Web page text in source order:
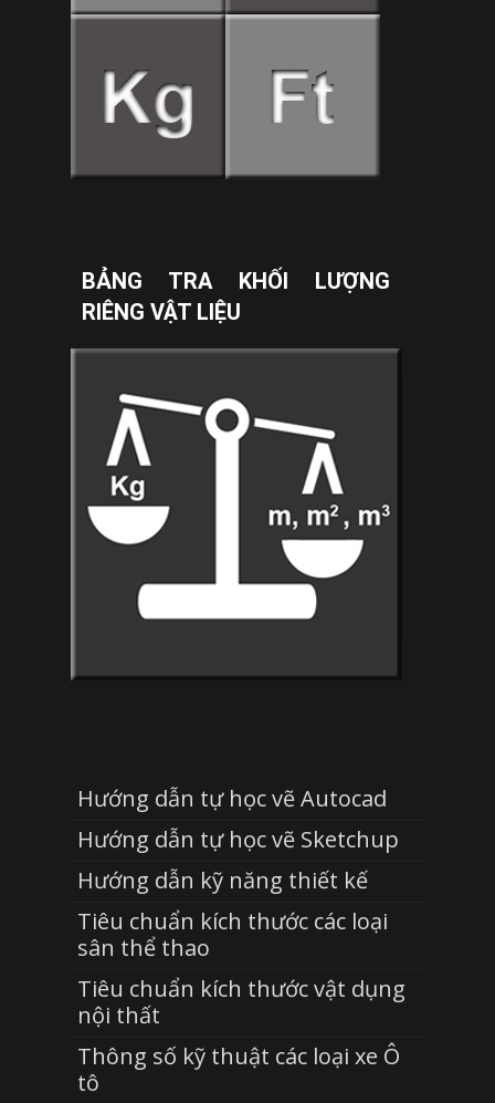
BẢNG TRA KHỐI LƯỢNG
RIÊNG VẬT LIỆU
Hướng dẫn tự học vẽ Autocad
Hướng dẫn tự học vẽ Sketchup
Hướng dẫn kỹ năng thiết kế
Tiêu chuẩn kích thước các loại
sân thể thao
Tiêu chuẩn kích thước vật dụng
nội thất
Thông số kỹ thuật các loại xe Ô
tô